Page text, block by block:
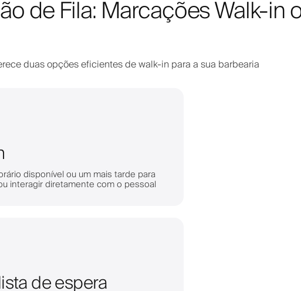
de Fila: Marcações Walk-in
duas opções eficientes de walk-in para a sua barbearia
disponível ou um mais tarde para
interagir diretamente com o pessoal
de espera